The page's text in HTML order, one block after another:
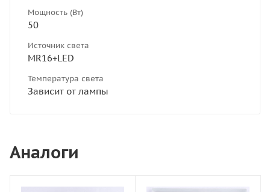
Мощность (Вт)
50
Источник света
MR16+LED
Температура света
Зависит от лампы
Аналоги